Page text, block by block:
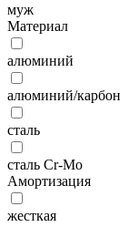
муж
Материал
алюминий
алюминий/карбон
сталь
сталь Cr-Mo
Амортизация
жесткая